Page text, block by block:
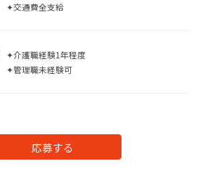
✦交通費全支給
✦介護職経験1年程度
✦管理職未経験可
応募する